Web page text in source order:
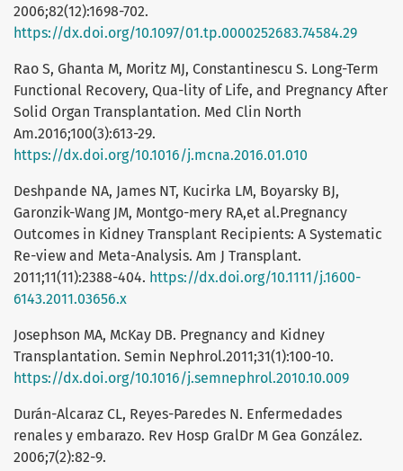
2006;82(12):1698-702.
https://dx.doi.org/10.1097/01.tp.0000252683.74584.29
Rao S, Ghanta M, Moritz MJ, Constantinescu S. Long-Term
Functional Recovery, Qua-lity of Life, and Pregnancy After
Solid Organ Transplantation. Med Clin North
Am.2016;100(3):613-29.
https://dx.doi.org/10.1016/j.mcna.2016.01.010
Deshpande NA, James NT, Kucirka LM, Boyarsky BJ,
Garonzik-Wang JM, Montgo-mery RA,et al.Pregnancy
Outcomes in Kidney Transplant Recipients: A Systematic
Re-view and Meta-Analysis. Am J Transplant.
2011;11(11):2388-404. https://dx.doi.org/10.1111/j.1600-
6143.2011.03656.x
Josephson MA, McKay DB. Pregnancy and Kidney
Transplantation. Semin Nephrol.2011;31(1):100-10.
https://dx.doi.org/10.1016/j.semnephrol.2010.10.009
Durán-Alcaraz CL, Reyes-Paredes N. Enfermedades
renales y embarazo. Rev Hosp GralDr M Gea González.
2006;7(2):82-9.